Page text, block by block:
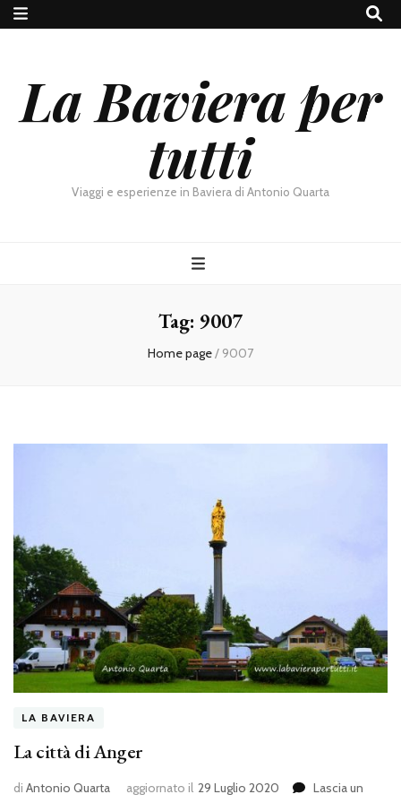
La Baviera per
tutti
Viaggi e esperienze in Baviera di Antonio Quarta
Tag: 9007
Home page/ 9007
LA BAVIERA
La città di Anger
di Antonio Quarta aggiornato il 29 Luglio 2020
Lascia un